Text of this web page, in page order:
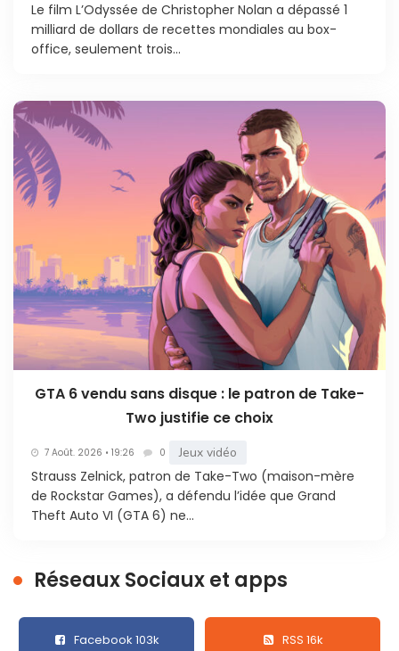
Le film L’Odyssée de Christopher Nolan a dépassé 1
milliard de dollars de recettes mondiales au box-
office, seulement trois...
GTA 6 vendu sans disque : le patron de Take-
Two justifie ce choix
7 Août. 2026 • 19:26 0 Jeux vidéo
Strauss Zelnick, patron de Take-Two (maison-mère
de Rockstar Games), a défendu l’idée que Grand
Theft Auto VI (GTA 6) ne...
Réseaux Sociaux et apps
Facebook 103k RSS 16k